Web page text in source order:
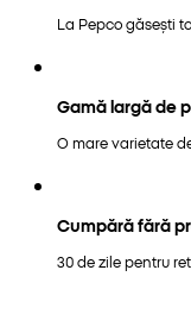
La Pepco găsești
Gamă largă de
O mare varietate
Cumpără fără
30 de zile pentru